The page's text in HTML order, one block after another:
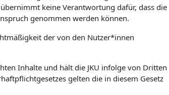
keine Verantwortung dafür, dass die
genommen werden können.
der von den Nutzer*innen
Inhalte und hält die JKU infolge von Dritten
gelten die in diesem Gesetz